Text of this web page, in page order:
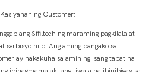
ng Customer:
ang Sffiltech ng maraming pagkilala at
serbisyo nito. Ang aming pangako sa
ay nakakuha sa amin ng isang tapat na